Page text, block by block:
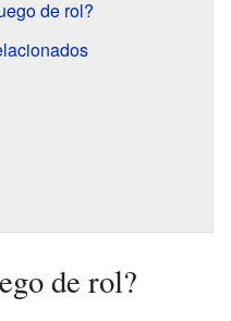
de rol?
de rol?